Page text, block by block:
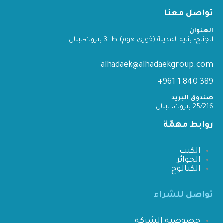
تواصل معنا
العنوان
الجناح- بناية المدينة (خوري هوم) ط: 3 بيروت-لبنان
alhadaek@alhadaekgroup.com
389 840 1 961+
صندوق البريد
25/216 بيروت، لبنان
روابط مهمّة
الكتب
الجوائز
الكتالوج
تواصل للشراء
خصوصية الشركة